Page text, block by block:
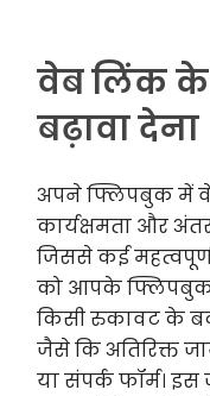
वेब लिंक
बढ़ावा देना
अपने फ्लिपबुक में
कार्यक्षमता और
जिससे कई
को आपके फ्लिपबुक
किसी रुकावट के
जैसे कि अतिरिक्त
या संपर्क फॉर्म।